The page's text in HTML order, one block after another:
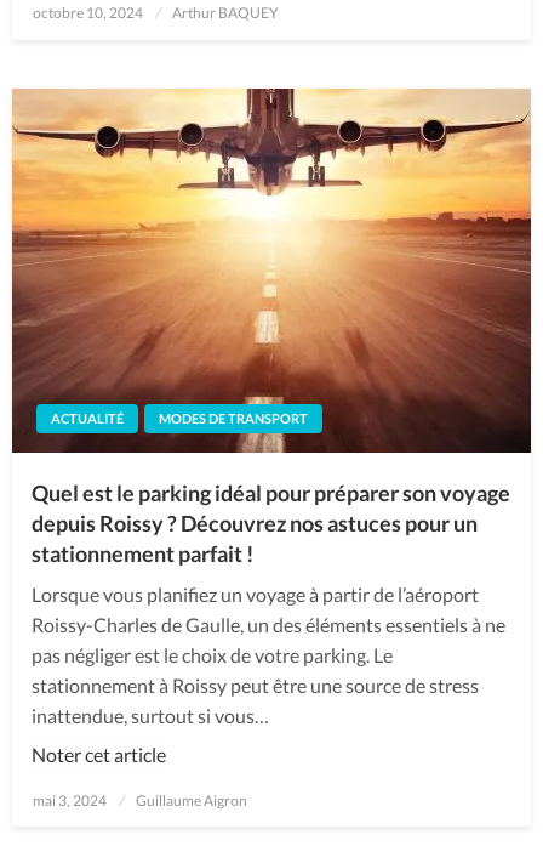
Posted
octobre 10, 2024 Arthur BAQUEY
ACTUALITÉ MODES DE TRANSPORT
Quel est le parking idéal pour préparer son voyage
depuis Roissy ? Découvrez nos astuces pour un
stationnement parfait !
Lorsque vous planifiez un voyage à partir de l’aéroport
Roissy-Charles de Gaulle, un des éléments essentiels à ne
pas négliger est le choix de votre parking. Le
stationnement à Roissy peut être une source de stress
inattendue, surtout si vous…
Noter cet article
Posted
mai 3, 2024 Guillaume Aigron